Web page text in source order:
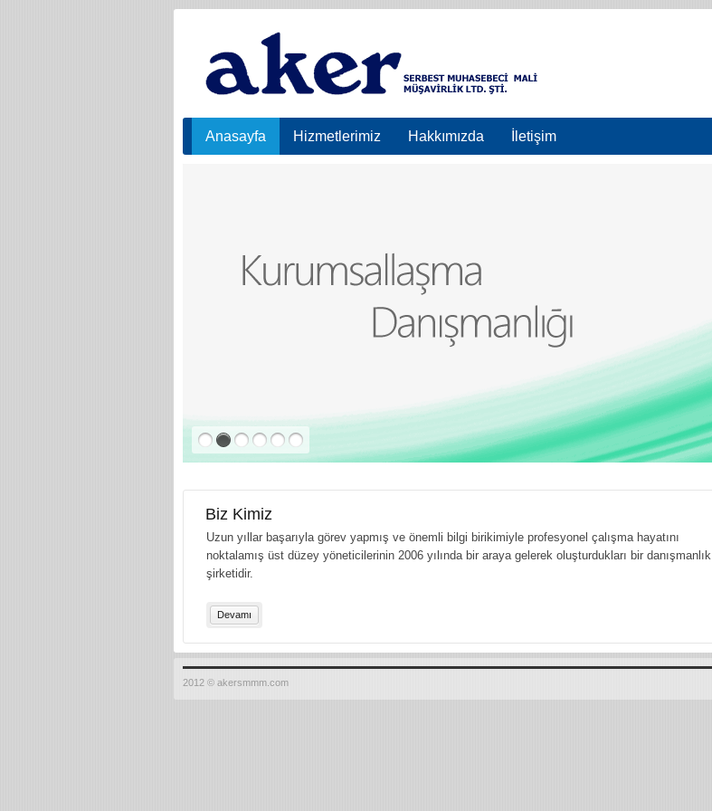
Anasayfa Hizmetlerimiz Hakkımızda İletişim
Biz Kimiz
Uzun yıllar başarıyla görev yapmış ve önemli bilgi birikimiyle profesyonel çalışma hayatını
noktalamış üst düzey yöneticilerinin 2006 yılında bir araya gelerek oluşturdukları bir danışmanlık
şirketidir.
Devamı
2012 © akersmmm.com